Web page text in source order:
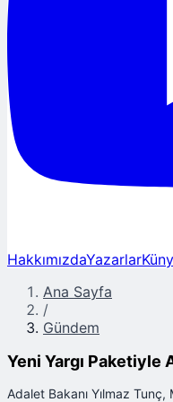
HakkımızdaYazarlar
Ana Sayfa
/
Gündem
Yeni Yargı Paketiyle
Adalet Bakanı Yılmaz